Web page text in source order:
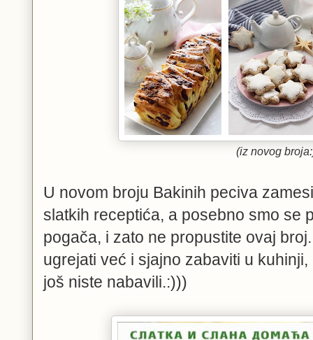
(iz novog
U novom broju Bakinih peciva
slatkih receptića, a posebno smo se
pogača, i zato ne propustite ovaj
ugrejati već i sjajno zabaviti u
još niste nabavili.:)))